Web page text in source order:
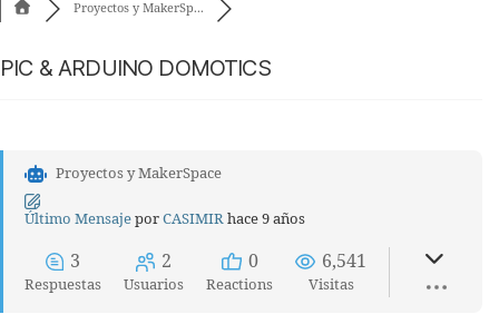
Proyectos y MakerSp...
PIC & ARDUINO DOMOTICS
Proyectos y MakerSpace
Último MensajeporCASIMIRhace 9 años
3
Respuestas
2
Usuarios
0
Reactions
6,541
Visitas